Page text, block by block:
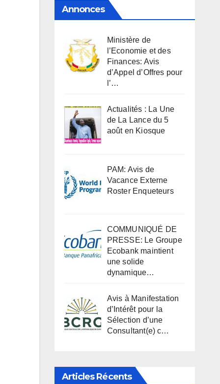
Annonces
Ministère de
l’Economie et des
Finances: Avis
d’Appel d’Offres pour
l’…
Actualités : La Une
de La Lance du 5
août en Kiosque
PAM: Avis de
Vacance Externe
Roster Enqueteurs
COMMUNIQUÉ DE
PRESSE: Le Groupe
Ecobank maintient
une solide
dynamique…
Avis à Manifestation
d’Intérêt pour la
Sélection d’une
Consultant(e) c…
Articles Récents